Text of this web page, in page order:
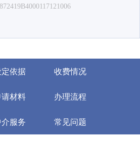
定依据 收费情况
请材料 办理流程
介服务 常见问题